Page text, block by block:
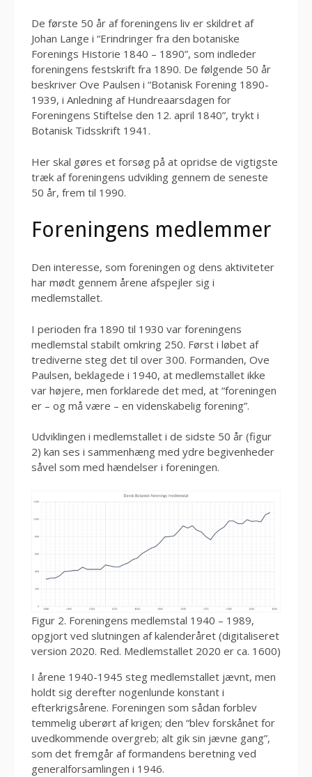
De første 50 år af foreningens liv er skildret af
Johan Lange i “Erindringer fra den botaniske
Forenings Historie 1840 – 1890”, som indleder
foreningens festskrift fra 1890. De følgende 50 år
beskriver Ove Paulsen i “Botanisk Forening 1890-
1939, i Anledning af Hundreaarsdagen for
Foreningens Stiftelse den 12. april 1840”, trykt i
Botanisk Tidsskrift 1941.
Her skal gøres et forsøg på at opridse de vigtigste
træk af foreningens udvikling gennem de seneste
50 år, frem til 1990.
Foreningens medlemmer
Den interesse, som foreningen og dens aktiviteter
har mødt gennem årene afspejler sig i
medlemstallet.
I perioden fra 1890 til 1930 var foreningens
medlemstal stabilt omkring 250. Først i løbet af
trediverne steg det til over 300. Formanden, Ove
Paulsen, beklagede i 1940, at medlemstallet ikke
var højere, men forklarede det med, at “foreningen
er – og må være – en videnskabelig forening”.
Udviklingen i medlemstallet i de sidste 50 år (figur
2) kan ses i sammenhæng med ydre begivenheder
såvel som med hændelser i foreningen.
Figur 2. Foreningens medlemstal 1940 – 1989,
opgjort ved slutningen af kalenderåret (digitaliseret
version 2020. Red. Medlemstallet 2020 er ca. 1600)
I årene 1940-1945 steg medlemstallet jævnt, men
holdt sig derefter nogenlunde konstant i
efterkrigsårene. Foreningen som sådan forblev
temmelig uberørt af krigen; den “blev forskånet for
uvedkommende overgreb; alt gik sin jævne gang”,
som det fremgår af formandens beretning ved
generalforsamlingen i 1946.